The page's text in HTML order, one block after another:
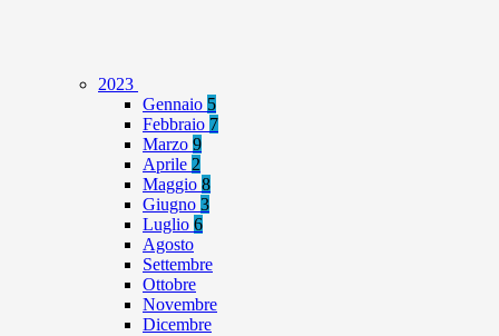
2023
Gennaio 5
Febbraio 7
Marzo 9
Aprile 2
Maggio 8
Giugno 3
Luglio 6
Agosto
Settembre
Ottobre
Novembre
Dicembre